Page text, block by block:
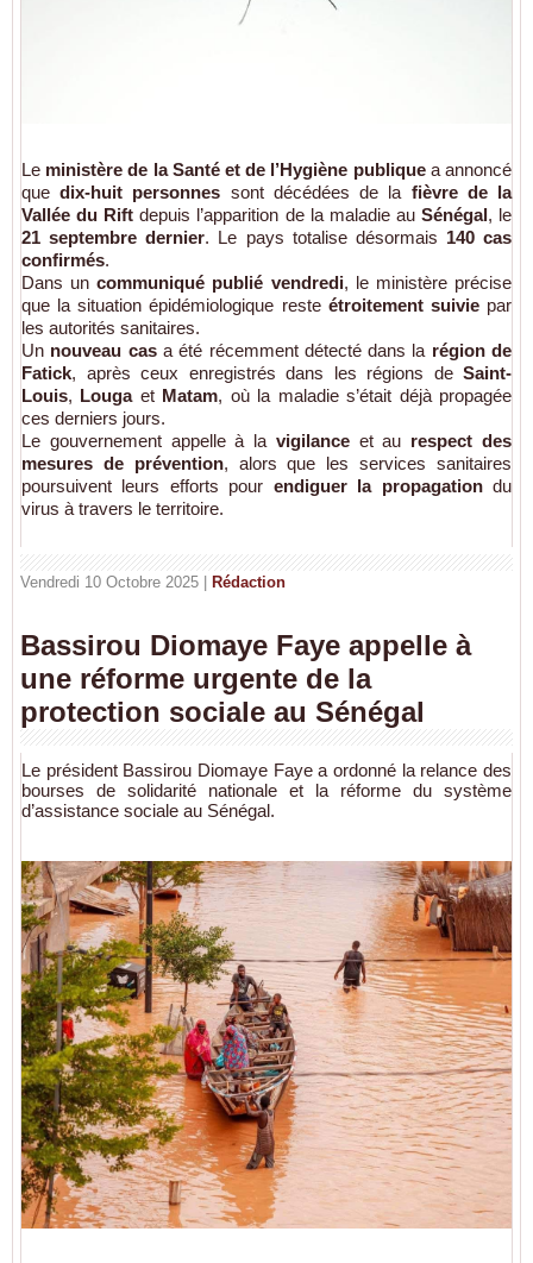
Le ministère de la Santé et de l’Hygiène publiquea annoncé
quedix-huit personnes sont décédées de la fièvre de la
Vallée du Rift depuis l’apparition de la maladie au Sénégal, le
21 septembre dernier. Le pays totalise désormais 140 cas
confirmés.
Dans uncommuniqué publié vendredi, le ministère précise
que la situation épidémiologique reste étroitement suiviepar
les autorités sanitaires.
Un nouveau casa été récemment détecté dans la région de
Fatick, après ceux enregistrés dans les régions de Saint-
Louis, Lougaet Matam, où la maladie s’était déjà propagée
ces derniers jours.
Le gouvernement appelle à la vigilanceet au respect des
mesures de prévention, alors que les services sanitaires
poursuivent leurs efforts pour endiguer la propagationdu
virus à travers le territoire.
Vendredi 10 Octobre 2025 | Rédaction
Bassirou Diomaye Faye appelle à
une réforme urgente de la
protection sociale au Sénégal
Le président Bassirou Diomaye Faye a ordonné la relance des
bourses de solidarité nationale et la réforme du système
d’assistance sociale au Sénégal.